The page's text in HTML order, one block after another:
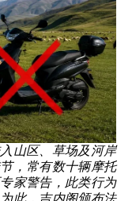
山区、草场及河岸
，常有数十辆摩托
家警告，此类行为
此，吉内阁颁布法